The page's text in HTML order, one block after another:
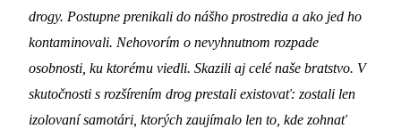
drogy. Postupne prenikali do nášho prostredia a ako jed ho
kontaminovali. Nehovorím o nevyhnutnom rozpade
osobnosti, ku ktorému viedli. Skazili aj celé naše bratstvo. V
skutočnosti s rozšírením drog prestali existovať: zostali len
izolovaní samotári, ktorých zaujímalo len to, kde zohnať